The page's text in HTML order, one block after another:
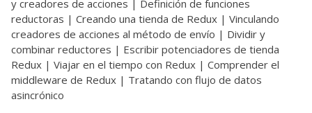
y creadores de acciones | Definición de funciones
reductoras | Creando una tienda de Redux | Vinculando
creadores de acciones al método de envío | Dividir y
combinar reductores | Escribir potenciadores de tienda
Redux | Viajar en el tiempo con Redux | Comprender el
middleware de Redux | Tratando con flujo de datos
asincrónico